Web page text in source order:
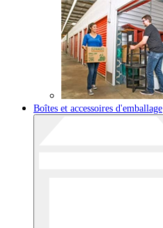
Boîtes et accessoires d'emballage